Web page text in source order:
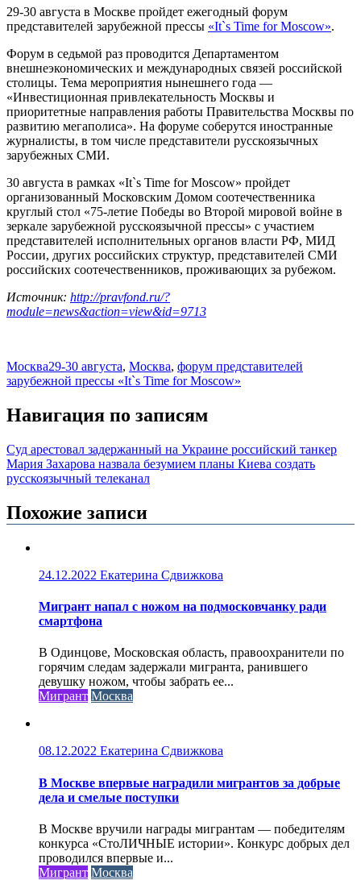
29-30 августа в Москве пройдет ежегодный форум
представителей зарубежной прессы «It`s Time for Moscow».
Форум в седьмой раз проводится Департаментом
внешнеэкономических и международных связей российской
столицы. Тема мероприятия нынешнего года —
«Инвестиционная привлекательность Москвы и
приоритетные направления работы Правительства Москвы по
развитию мегаполиса». На форуме соберутся иностранные
журналисты, в том числе представители русскоязычных
зарубежных СМИ.
30 августа в рамках «It`s Time for Moscow» пройдет
организованный Московским Домом соотечественника
круглый стол «75-летие Победы во Второй мировой войне в
зеркале зарубежной русскоязычной прессы» с участием
представителей исполнительных органов власти РФ, МИД
России, других российских структур, представителей СМИ
российских соотечественников, проживающих за рубежом.
Источник: http://pravfond.ru/?
module=news&action=view&id=9713
Москва29-30 августа, Москва, форум представителей
зарубежной прессы «It`s Time for Moscow»
Навигация по записям
Суд арестовал задержанный на Украине российский танкер
Мария Захарова назвала безумием планы Киева создать
русскоязычный телеканал
Похожие записи
24.12.2022 Екатерина Сдвижкова
Мигрант напал с ножом на подмосковчанку ради
смартфона
В Одинцове, Московская область, правоохранители по
горячим следам задержали мигранта, ранившего
девушку ножом, чтобы забрать ее...
Мигрант Москва
08.12.2022 Екатерина Сдвижкова
В Москве впервые наградили мигрантов за добрые
дела и смелые поступки
В Москве вручили награды мигрантам — победителям
конкурса «СтоЛИЧНЫЕ истории». Конкурс добрых дел
проводился впервые и...
Мигрант Москва